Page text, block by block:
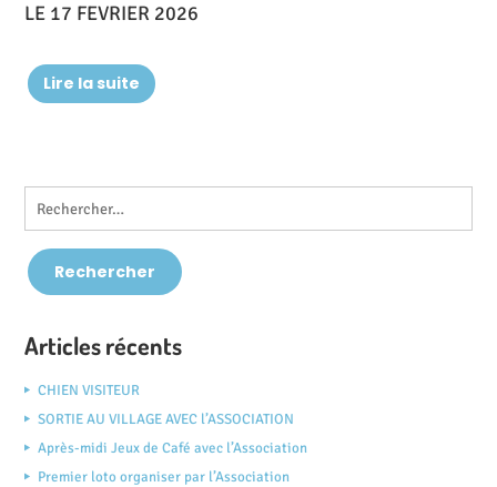
LE 17 FEVRIER 2026
Lire la suite
Articles récents
CHIEN VISITEUR
SORTIE AU VILLAGE AVEC l’ASSOCIATION
Après-midi Jeux de Café avec l’Association
Premier loto organiser par l’Association